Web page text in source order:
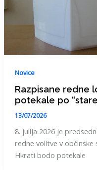
Novice
Razpisane redne
potekale po
13/07/2026
8. julija 2026 je
redne volitve v občinske
Hkrati bodo potekale